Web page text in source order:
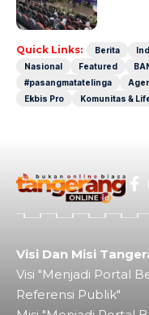
Dunia
Quick Links: Berita
Nasional
Featured
#pasangmatatelinga
Ekbis Pro
Komunitas &
Visi Dan Misi
Visi "Menjadi Portal
Referensi Publik"